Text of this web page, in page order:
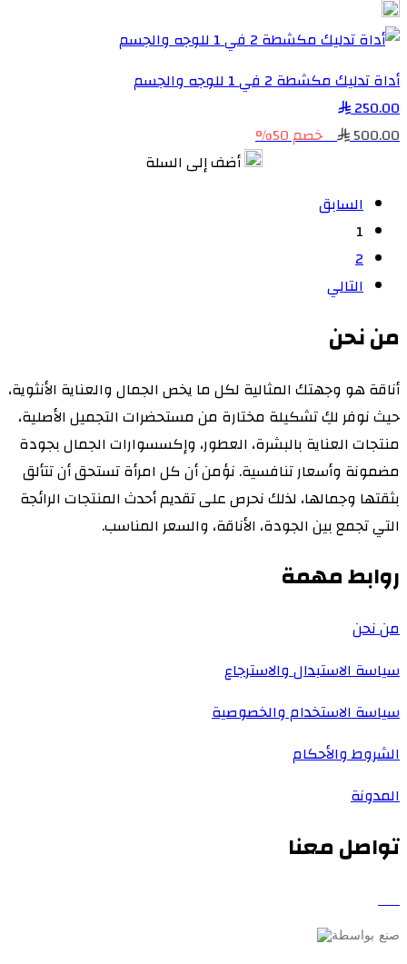
أداة تدليك مكشطة 2 في 1 للوجه والجسم
250.00
500.00
خصم 50%
أضف إلى السلة
السابق
1
2
التالي
من نحن
أناقة هو وجهتك المثالية لكل ما يخص الجمال والعناية الأنثوية،
حيث نوفر لكِ تشكيلة مختارة من مستحضرات التجميل الأصلية،
منتجات العناية بالبشرة، العطور، وإكسسوارات الجمال بجودة
مضمونة وأسعار تنافسية. نؤمن أن كل امرأة تستحق أن تتألق
بثقتها وجمالها، لذلك نحرص على تقديم أحدث المنتجات الرائجة
التي تجمع بين الجودة، الأناقة، والسعر المناسب.
روابط مهمة
من نحن
سياسة الاستبدال والاسترجاع
سياسة الاستخدام والخصوصية
الشروط والأحكام
المدونة
تواصل معنا
صنع بواسطة